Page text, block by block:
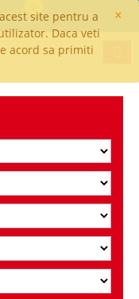
×
site pentru a
Daca veti
acord sa primiti